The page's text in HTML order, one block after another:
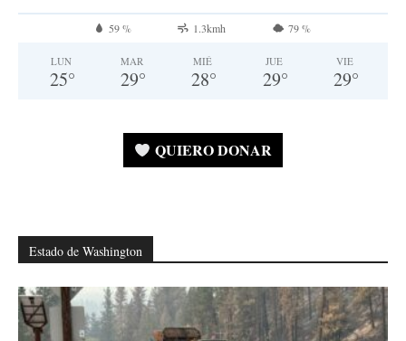
59 % 1.3kmh 79 %
LUN
25°
MAR
29°
MIÉ
28°
JUE
29°
VIE
29°
QUIERO DONAR
Estado de Washington